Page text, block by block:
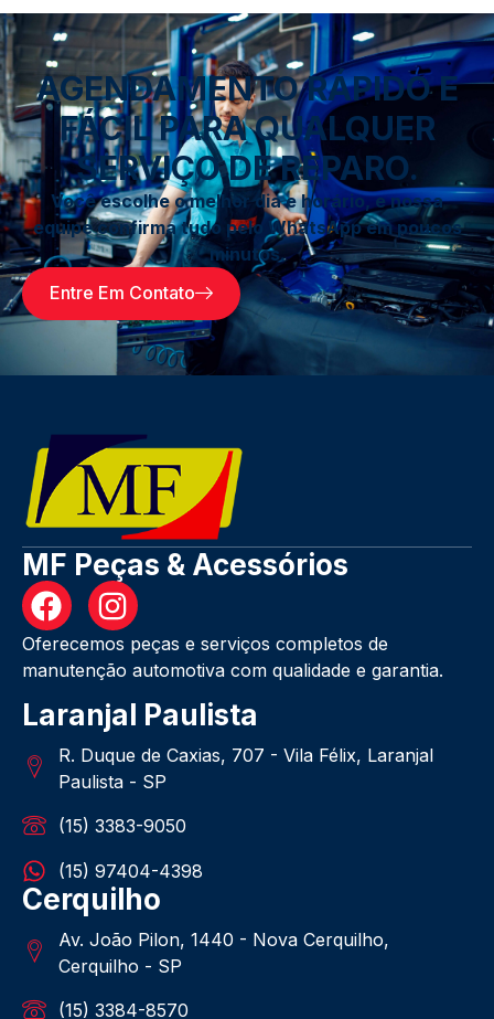
AGENDAMENTO RÁPIDO E
FÁCIL PARA QUALQUER
SERVIÇO DE REPARO.
Você escolhe o melhor dia e horário, e nossa
equipe confirma tudo pelo WhatsApp em poucos
minutos.
Entre Em Contato
MF Peças & Acessórios
Oferecemos peças e serviços completos de
manutenção automotiva com qualidade e garantia.
Laranjal Paulista
R. Duque de Caxias, 707 - Vila Félix, Laranjal
Paulista - SP
(15) 3383-9050
(15) 97404-4398
Cerquilho
Av. João Pilon, 1440 - Nova Cerquilho,
Cerquilho - SP
(15) 3384-8570